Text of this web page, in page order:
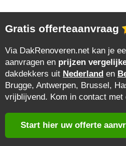
Gratis offerteaanvraag
Via DakRenoveren.net kan je
aanvragen en prijzen
dakdekkers uit Nederland en
Brugge, Antwerpen, Brussel,
vrijblijvend. Kom in contact met
Start hier uw offerte